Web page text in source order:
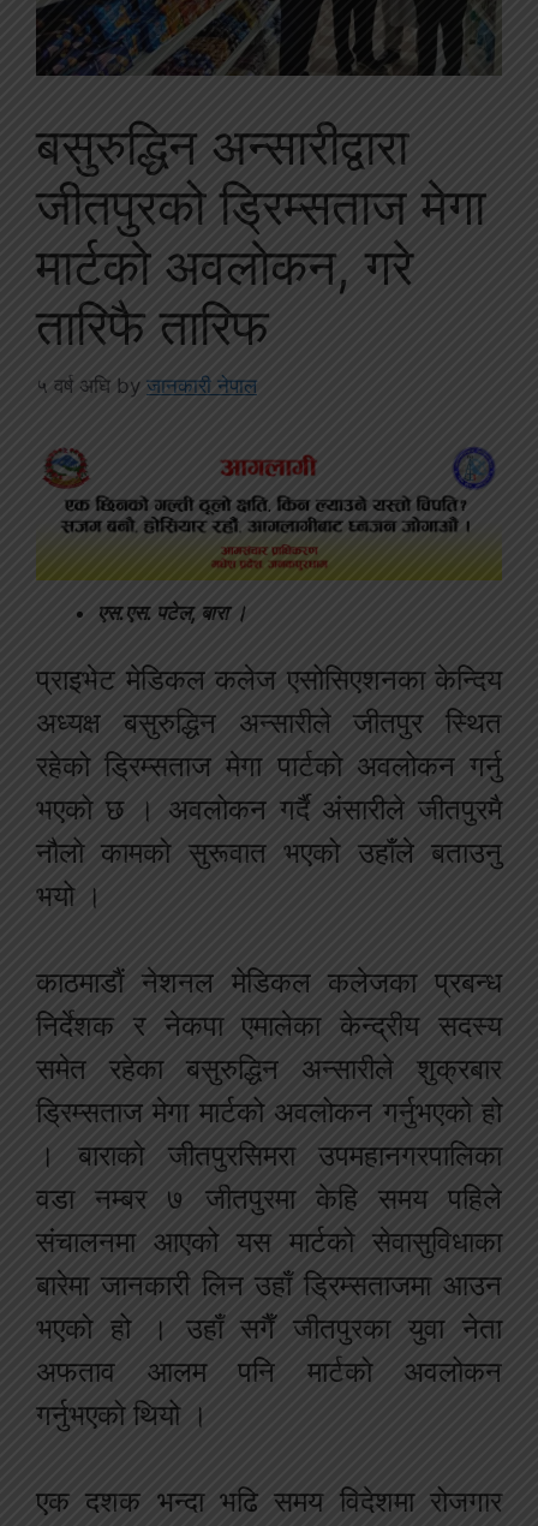
बसुरुद्धिन अन्सारीद्वारा
जीतपुरको ड्रिम्सताज मेगा
मार्टको अवलोकन, गरे
तारिफै तारिफ
५ वर्ष अघि by जानकारी नेपाल
एस.एस. पटेल, बारा ।
प्राइभेट मेडिकल कलेज एसोसिएशनका केन्दिय
अध्यक्ष बसुरुद्धिन अन्सारीले जीतपुर स्थित
रहेको ड्रिम्सताज मेगा पार्टको अवलोकन गर्नु
भएको छ । अवलोकन गर्दै अंसारीले जीतपुरमै
नौलो कामको सुरूवात भएको उहाँले बताउनु
भयो ।
काठमाडौं नेशनल मेडिकल कलेजका प्रबन्ध
निर्देशक र नेकपा एमालेका केन्द्रीय सदस्य
समेत रहेका बसुरुद्धिन अन्सारीले शुक्रबार
ड्रिम्सताज मेगा मार्टको अवलोकन गर्नुभएको हो
। बाराको जीतपुरसिमरा उपमहानगरपालिका
वडा नम्बर ७ जीतपुरमा केहि समय पहिले
संचालनमा आएको यस मार्टको सेवासुविधाका
बारेमा जानकारी लिन उहाँ ड्रिम्सताजमा आउन
भएको हो । उहाँ सगैँ जीतपुरका युवा नेता
अफताव आलम पनि मार्टको अवलोकन
गर्नुभएको थियो ।
एक दशक भन्दा भढि समय विदेशमा रोजगार